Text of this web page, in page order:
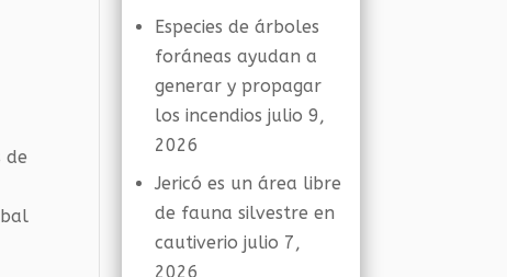
de
Especies de árboles
foráneas ayudan a
generar y propagar
los incendios julio 9,
2026
Jericó es un área libre
de fauna silvestre en
cautiverio julio 7,
2026